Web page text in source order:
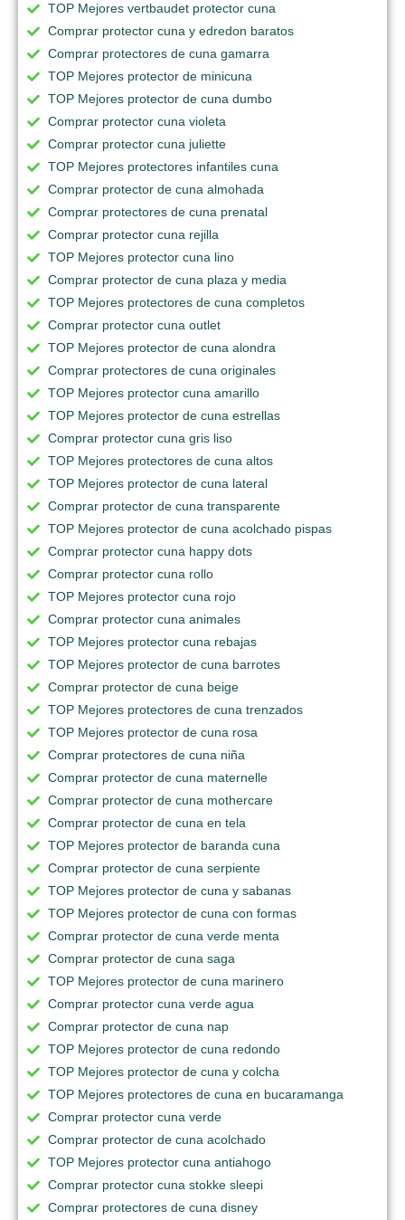
TOP Mejores vertbaudet protector cuna
Comprar protector cuna y edredon baratos
Comprar protectores de cuna gamarra
TOP Mejores protector de minicuna
TOP Mejores protector de cuna dumbo
Comprar protector cuna violeta
Comprar protector cuna juliette
TOP Mejores protectores infantiles cuna
Comprar protector de cuna almohada
Comprar protectores de cuna prenatal
Comprar protector cuna rejilla
TOP Mejores protector cuna lino
Comprar protector de cuna plaza y media
TOP Mejores protectores de cuna completos
Comprar protector cuna outlet
TOP Mejores protector de cuna alondra
Comprar protectores de cuna originales
TOP Mejores protector cuna amarillo
TOP Mejores protector de cuna estrellas
Comprar protector cuna gris liso
TOP Mejores protectores de cuna altos
TOP Mejores protector de cuna lateral
Comprar protector de cuna transparente
TOP Mejores protector de cuna acolchado pispas
Comprar protector cuna happy dots
Comprar protector cuna rollo
TOP Mejores protector cuna rojo
Comprar protector cuna animales
TOP Mejores protector cuna rebajas
TOP Mejores protector de cuna barrotes
Comprar protector de cuna beige
TOP Mejores protectores de cuna trenzados
TOP Mejores protector de cuna rosa
Comprar protectores de cuna niña
Comprar protector de cuna maternelle
Comprar protector de cuna mothercare
Comprar protector de cuna en tela
TOP Mejores protector de baranda cuna
Comprar protector de cuna serpiente
TOP Mejores protector de cuna y sabanas
TOP Mejores protector de cuna con formas
Comprar protector de cuna verde menta
Comprar protector de cuna saga
TOP Mejores protector de cuna marinero
Comprar protector cuna verde agua
Comprar protector de cuna nap
TOP Mejores protector de cuna redondo
TOP Mejores protector de cuna y colcha
TOP Mejores protectores de cuna en bucaramanga
Comprar protector cuna verde
Comprar protector de cuna acolchado
TOP Mejores protector cuna antiahogo
Comprar protector cuna stokke sleepi
Comprar protectores de cuna disney